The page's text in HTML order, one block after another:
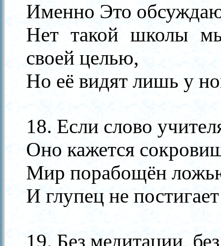
Именно Это
Нет такой школы
своей целью,
Но её видят лишь у
18. Если слово
Оно кажется
Мир порабощён
И глупец не
19. Без медитации,